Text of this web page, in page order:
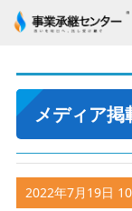
メディア掲
2022年7月19日